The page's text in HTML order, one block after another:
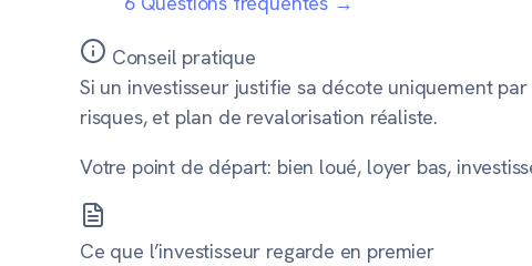
Conseil pratique
Si un investisseur justifie sa décote uniquement
risques, et plan de revalorisation réaliste.
Votre point de départ: bien loué, loyer bas,
Ce que l’investisseur regarde en premier